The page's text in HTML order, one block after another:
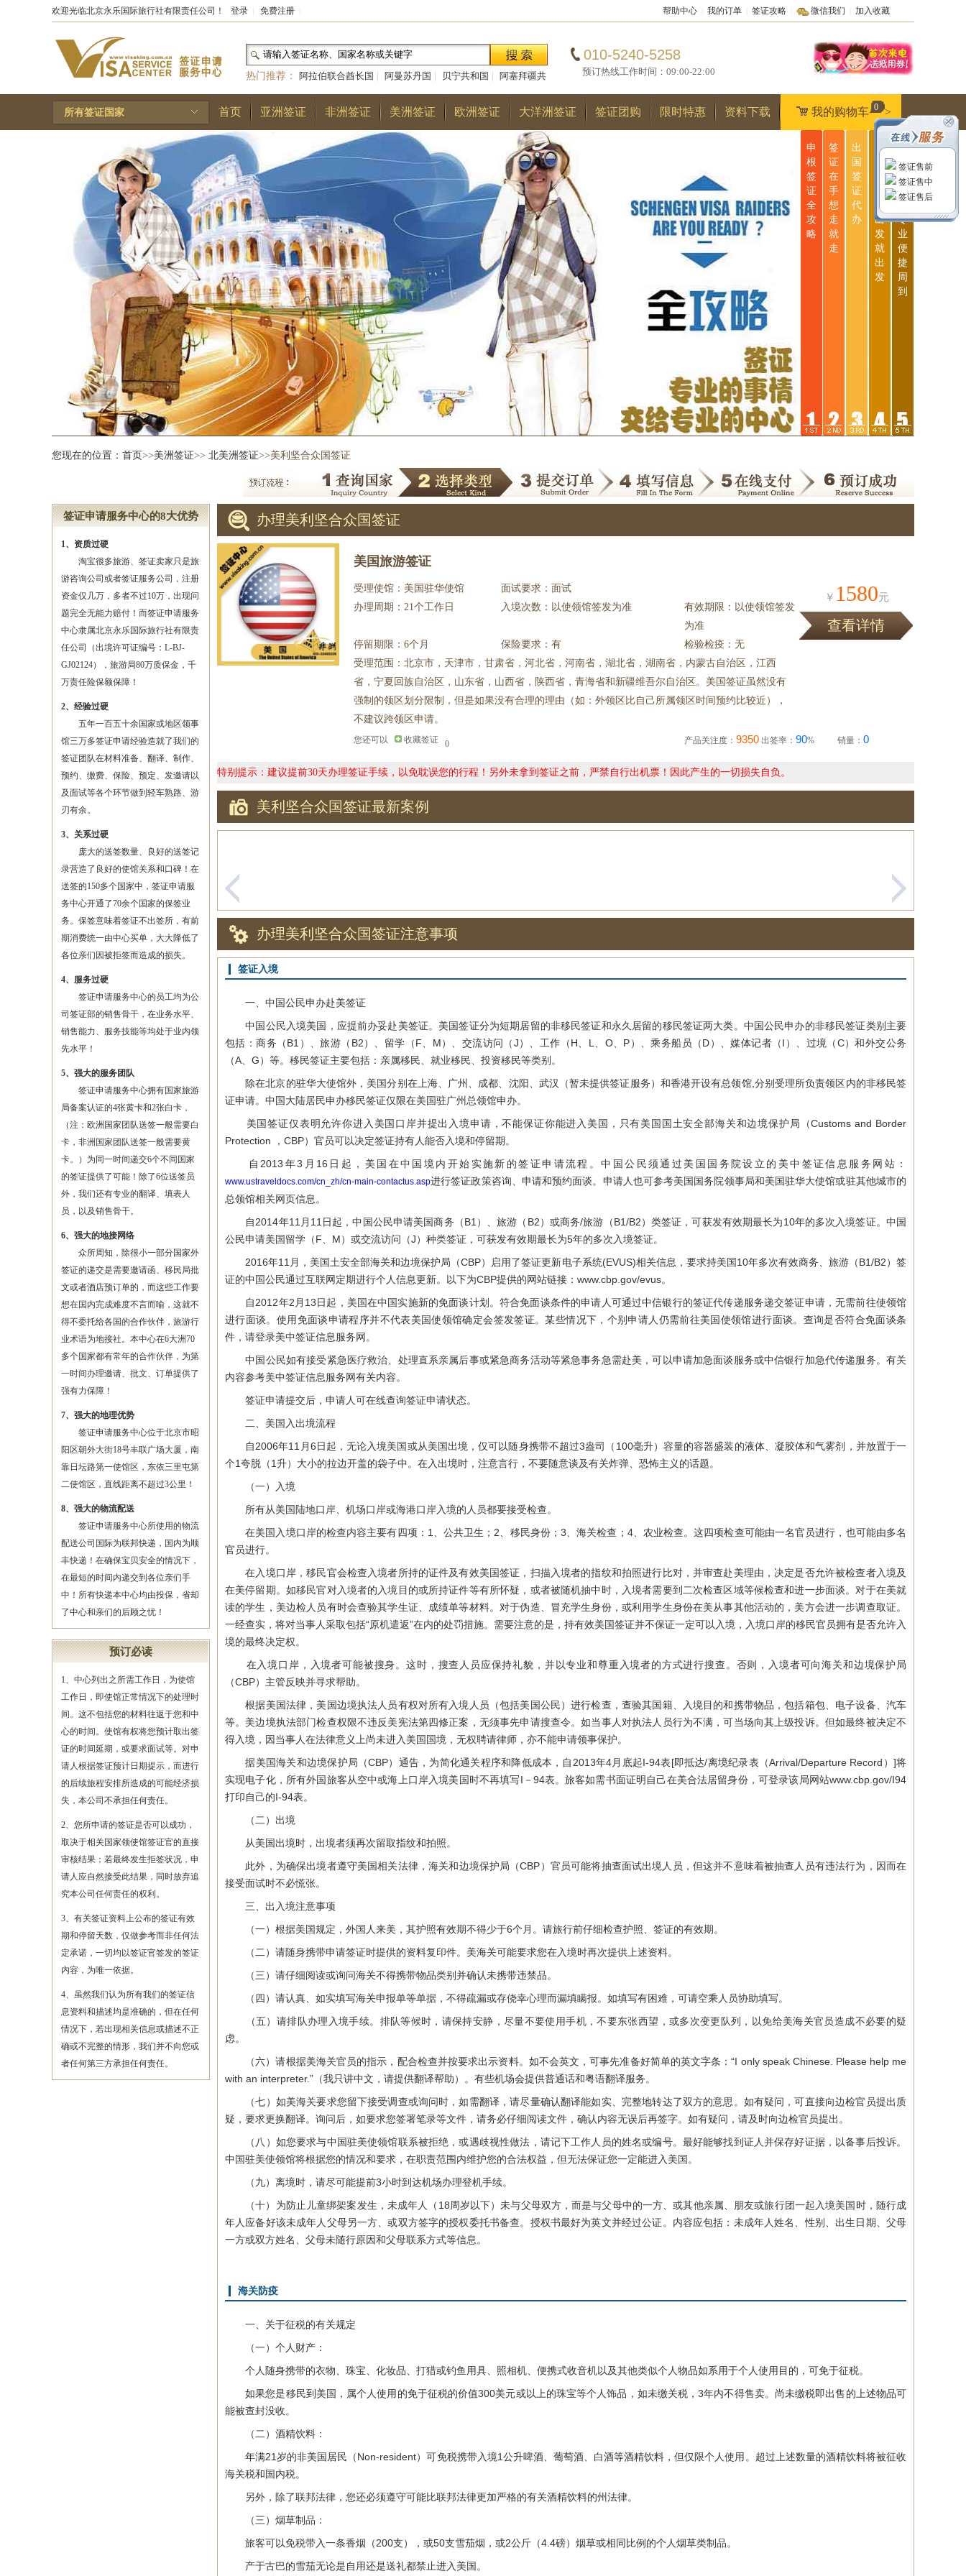
欢迎光临北京永乐国际旅行社有限责任公司！ 登录 免费注册 帮助中心 我的订单 签证攻略 微信我们 加入收藏
热门推荐： 阿拉伯联合酋长国 阿曼苏丹国 贝宁共和国
阿塞拜疆共
和国|布基纳法索|巴勒斯坦国|阿尔巴尼亚共和国|多哥共和国|巴
林王国|安道尔公国|
010-5240-5258
预订热线工作时间：09:00-22:00
所有签证国家 首页 亚洲签证 非洲签证 美洲签证 欧洲签证 大洋洲签证 签证团购 限时特惠 资料下载 我的购物车 >
0
申
根
签
证
全
攻
略
签
证
在
手
想
走
就
走
出
国
签
证
代
办
无
说
出
发
就
出
发
一
站
式
服
专
业
便
捷
周
到
您现在的位置： 首页>>美洲签证>> 北美洲签证>>美利坚合众国签证
签证申请服务中心的8大优势
1、资质过硬
淘宝很多旅游、签证卖家只是旅
游咨询公司或者签证服务公司，注册
资金仅几万，多者不过10万，出现问
题完全无能力赔付！而签证申请服务
中心隶属北京永乐国际旅行社有限责
任公司（出境许可证编号：L-BJ-
GJ02124），旅游局80万质保金，千
万责任险保额保障！
2、经验过硬
五年一百五十余国家或地区领事
馆三万多签证申请经验造就了我们的
签证团队在材料准备、翻译、制作、
预约、缴费、保险、预定、发邀请以
及面试等各个环节做到轻车熟路、游
刃有余。
3、关系过硬
庞大的送签数量、良好的送签记
录营造了良好的使馆关系和口碑！在
送签的150多个国家中，签证申请服
务中心开通了70余个国家的保签业
务。保签意味着签证不出签所，有前
期消费统一由中心买单，大大降低了
各位亲们因被拒签而造成的损失。
4、服务过硬
签证申请服务中心的员工均为公
司签证部的销售骨干，在业务水平、
销售能力、服务技能等均处于业内领
先水平！
5、强大的服务团队
签证申请服务中心拥有国家旅游
局备案认证的4张黄卡和2张白卡，
（注：欧洲国家团队送签一般需要白
卡，非洲国家团队送签一般需要黄
卡。）为同一时间递交6个不同国家
的签证提供了可能！除了6位送签员
外，我们还有专业的翻译、填表人
员，以及销售骨干。
6、强大的地接网络
众所周知，除很小一部分国家外
签证的递交是需要邀请函、移民局批
文或者酒店预订单的，而这些工作要
想在国内完成难度不言而喻，这就不
得不委托给各国的合作伙伴，旅游行
业术语为地接社。本中心在6大洲70
多个国家都有常年的合作伙伴，为第
一时间办理邀请、批文、订单提供了
强有力保障！
7、强大的地理优势
签证申请服务中心位于北京市昭
阳区朝外大街18号丰联广场大厦，南
靠日坛路第一使馆区，东依三里屯第
二使馆区，直线距离不超过3公里！
8、强大的物流配送
签证申请服务中心所使用的物流
配送公司国际为联邦快递，国内为顺
丰快递！在确保宝贝安全的情况下，
在最短的时间内递交到各位亲们手
中！所有快递本中心均由投保，省却
了中心和亲们的后顾之忧！
预订必读
1、中心列出之所需工作日，为使馆
工作日，即使馆正常情况下的处理时
间。这不包括您的材料往返于您和中
心的时间。使馆有权将您预计取出签
证的时间延期，或要求面试等。对申
请人根据签证预计日期提示，而进行
的后续旅程安排所造成的可能经济损
失，本公司不承担任何责任。
2、您所申请的签证是否可以成功，
取决于相关国家领使馆签证官的直接
审核结果；若最终发生拒签状况，申
请人应自然接受此结果，同时放弃追
究本公司任何责任的权利。
3、有关签证资料上公布的签证有效
期和停留天数，仅做参考而非任何法
定承诺，一切均以签证官签发的签证
内容，为唯一依据。
4、虽然我们认为所有我们的签证信
息资料和描述均是准确的，但在任何
情况下，若出现相关信息或描述不正
确或不完整的情形，我们并不向您或
者任何第三方承担任何责任。
办理美利坚合众国签证
美国旅游签证
受理使馆：美国驻华使馆
面试要求：面试
办理周期：21个工作日
入境次数：以使领馆签发为准
有效期限：以使领馆签发
为准
停留期限：6个月
保险要求：有
检验检疫：无
受理范围：北京市，天津市，甘肃省，河北省，河南省，湖北省，湖南省，内蒙古自治区，江西
省，宁夏回族自治区，山东省，山西省，陕西省，青海省和新疆维吾尔自治区。美国签证虽然没有
强制的领区划分限制，但是如果没有合理的理由（如：外领区比自己所属领区时间预约比较近），
不建议跨领区申请。
￥ 1580元
查看详情
您还可以 收藏签证 0 产品关注度：9350 出签率： 90% 销量：0
特别提示：建议提前30天办理签证手续，以免耽误您的行程！另外未拿到签证之前，严禁自行出机票！因此产生的一切损失自负。
美利坚合众国签证最新案例
办理美利坚合众国签证注意事项
签证入境
一、中国公民申办赴美签证
中国公民入境美国，应提前办妥赴美签证。美国签证分为短期居留的非移民签证和永久居留的移民签证两大类。中国公民申办的非移民签证类别主要
包括：商务（B1）、旅游（B2）、留学（F、M）、交流访问（J）、工作（H、L、O、P）、乘务船员（D）、媒体记者（I）、过境（C）和外交公务
（A、G）等。移民签证主要包括：亲属移民、就业移民、投资移民等类别。
除在北京的驻华大使馆外，美国分别在上海、广州、成都、沈阳、武汉（暂未提供签证服务）和香港开设有总领馆,分别受理所负责领区内的非移民签
证申请。中国大陆居民申办移民签证仅限在美国驻广州总领馆申办。
美国签证仅表明允许你进入美国口岸并提出入境申请，不能保证你能进入美国，只有美国国土安全部海关和边境保护局（Customs and Border
Protection ，CBP）官员可以决定签证持有人能否入境和停留期。
自2013年3月16日起，美国在中国境内开始实施新的签证申请流程。中国公民须通过美国国务院设立的美中签证信息服务网站：
www.ustraveldocs.com/cn_zh/cn-main-contactus.asp进行签证政策咨询、申请和预约面谈。申请人也可参考美国国务院领事局和美国驻华大使馆或驻其他城市的
总领馆相关网页信息。
自2014年11月11日起，中国公民申请美国商务（B1）、旅游（B2）或商务/旅游（B1/B2）类签证，可获发有效期最长为10年的多次入境签证。中国
公民申请美国留学（F、M）或交流访问（J）种类签证，可获发有效期最长为5年的多次入境签证。
2016年11月，美国土安全部海关和边境保护局（CBP）启用了签证更新电子系统(EVUS)相关信息，要求持美国10年多次有效商务、旅游（B1/B2）签
证的中国公民通过互联网定期进行个人信息更新。以下为CBP提供的网站链接：www.cbp.gov/evus。
自2012年2月13日起，美国在中国实施新的免面谈计划。符合免面谈条件的申请人可通过中信银行的签证代传递服务递交签证申请，无需前往使领馆
进行面谈。使用免面谈申请程序并不代表美国使领馆确定会签发签证。某些情况下，个别申请人仍需前往美国使领馆进行面谈。查询是否符合免面谈条
件，请登录美中签证信息服务网。
中国公民如有接受紧急医疗救治、处理直系亲属后事或紧急商务活动等紧急事务急需赴美，可以申请加急面谈服务或中信银行加急代传递服务。有关
内容参考美中签证信息服务网有关内容。
签证申请提交后，申请人可在线查询签证申请状态。
二、美国入出境流程
自2006年11月6日起，无论入境美国或从美国出境，仅可以随身携带不超过3盎司（100毫升）容量的容器盛装的液体、凝胶体和气雾剂，并放置于一
个1夸脱（1升）大小的拉边开盖的袋子中。在入出境时，注意言行，不要随意谈及有关炸弹、恐怖主义的话题。
（一）入境
所有从美国陆地口岸、机场口岸或海港口岸入境的人员都要接受检查。
在美国入境口岸的检查内容主要有四项：1、公共卫生；2、移民身份；3、海关检查；4、农业检查。这四项检查可能由一名官员进行，也可能由多名
官员进行。
在入境口岸，移民官会检查入境者所持的证件及有效美国签证，扫描入境者的指纹和拍照进行比对，并审查赴美理由，决定是否允许被检查者入境及
在美停留期。如移民官对入境者的入境目的或所持证件等有所怀疑，或者被随机抽中时，入境者需要到二次检查区域等候检查和进一步面谈。对于在美就
读的学生，美边检人员有时会查验其学生证、成绩单等材料。对于伪造、冒充学生身份，或利用学生身份在美从事其他活动的，美方会进一步调查取证。
一经查实，将对当事人采取包括“原机遣返”在内的处罚措施。需要注意的是，持有效美国签证并不保证一定可以入境，入境口岸的移民官员拥有是否允许入
境的最终决定权。
在入境口岸，入境者可能被搜身。这时，搜查人员应保持礼貌，并以专业和尊重入境者的方式进行搜查。否则，入境者可向海关和边境保护局
（CBP）主管反映并寻求帮助。
根据美国法律，美国边境执法人员有权对所有入境人员（包括美国公民）进行检查，查验其国籍、入境目的和携带物品，包括箱包、电子设备、汽车
等。美边境执法部门检查权限不违反美宪法第四修正案，无须事先申请搜查令。如当事人对执法人员行为不满，可当场向其上级投诉。但如最终被决定不
得入境，因当事人在法律意义上尚未进入美国国境，无权聘请律师，亦不能申请领事保护。
据美国海关和边境保护局（CBP）通告，为简化通关程序和降低成本，自2013年4月底起I-94表[即抵达/离境纪录表（Arrival/Departure Record）]将
实现电子化，所有外国旅客从空中或海上口岸入境美国时不再填写I－94表。旅客如需书面证明自己在美合法居留身份，可登录该局网站www.cbp.gov/I94
打印自己的I-94表。
（二）出境
从美国出境时，出境者须再次留取指纹和拍照。
此外，为确保出境者遵守美国相关法律，海关和边境保护局（CBP）官员可能将抽查面试出境人员，但这并不意味着被抽查人员有违法行为，因而在
接受面试时不必慌张。
三、出入境注意事项
（一）根据美国规定，外国人来美，其护照有效期不得少于6个月。请旅行前仔细检查护照、签证的有效期。
（二）请随身携带申请签证时提供的资料复印件。美海关可能要求您在入境时再次提供上述资料。
（三）请仔细阅读或询问海关不得携带物品类别并确认未携带违禁品。
（四）请认真、如实填写海关申报单等单据，不得疏漏或存侥幸心理而漏填瞒报。如填写有困难，可请空乘人员协助填写。
（五）请排队办理入境手续。排队等候时，请保持安静，尽量不要使用手机，不要东张西望，或多次变更队列，以免给美海关官员造成不必要的疑
虑。
（六）请根据美海关官员的指示，配合检查并按要求出示资料。如不会英文，可事先准备好简单的英文字条：“I only speak Chinese. Please help me
with an interpreter.”（我只讲中文，请提供翻译帮助）。有些机场会提供普通话和粤语翻译服务。
（七）如美海关要求您留下接受调查或询问时，如需翻译，请尽量确认翻译能如实、完整地转达了双方的意思。如有疑问，可直接向边检官员提出质
疑，要求更换翻译。询问后，如要求您签署笔录等文件，请务必仔细阅读文件，确认内容无误后再签字。如有疑问，请及时向边检官员提出。
（八）如您要求与中国驻美使领馆联系被拒绝，或遇歧视性做法，请记下工作人员的姓名或编号。最好能够找到证人并保存好证据，以备事后投诉。
中国驻美使领馆将根据您的情况和要求，在职责范围内维护您的合法权益，但无法保证您一定能进入美国。
（九）离境时，请尽可能提前3小时到达机场办理登机手续。
（十）为防止儿童绑架案发生，未成年人（18周岁以下）未与父母双方，而是与父母中的一方、或其他亲属、朋友或旅行团一起入境美国时，随行成
年人应备好该未成年人父母另一方、或双方签字的授权委托书备查。授权书最好为英文并经过公证。内容应包括：未成年人姓名、性别、出生日期、父母
一方或双方姓名、父母未随行原因和父母联系方式等信息。
海关防疫
一、关于征税的有关规定
（一）个人财产：
个人随身携带的衣物、珠宝、化妆品、打猎或钓鱼用具、照相机、便携式收音机以及其他类似个人物品如系用于个人使用目的，可免于征税。
如果您是移民到美国，属个人使用的免于征税的价值300美元或以上的珠宝等个人饰品，如未缴关税，3年内不得售卖。尚未缴税即出售的上述物品可
能被查封没收。
（二）酒精饮料：
年满21岁的非美国居民（Non-resident）可免税携带入境1公升啤酒、葡萄酒、白酒等酒精饮料，但仅限个人使用。超过上述数量的酒精饮料将被征收
海关税和国内税。
另外，除了联邦法律，您还必须遵守可能比联邦法律更加严格的有关酒精饮料的州法律。
（三）烟草制品：
旅客可以免税带入一条香烟（200支），或50支雪茄烟，或2公斤（4.4磅）烟草或相同比例的个人烟草类制品。
产于古巴的雪茄无论是自用还是送礼都禁止进入美国。
签证售前
签证售中
签证售后